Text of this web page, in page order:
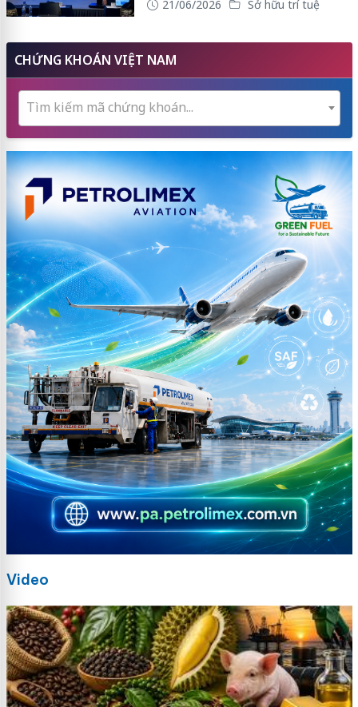
21/06/2026 Sở hữu trí tuệ
CHỨNG KHOÁN VIỆT NAM
Tìm kiếm mã chứng khoán...
Video